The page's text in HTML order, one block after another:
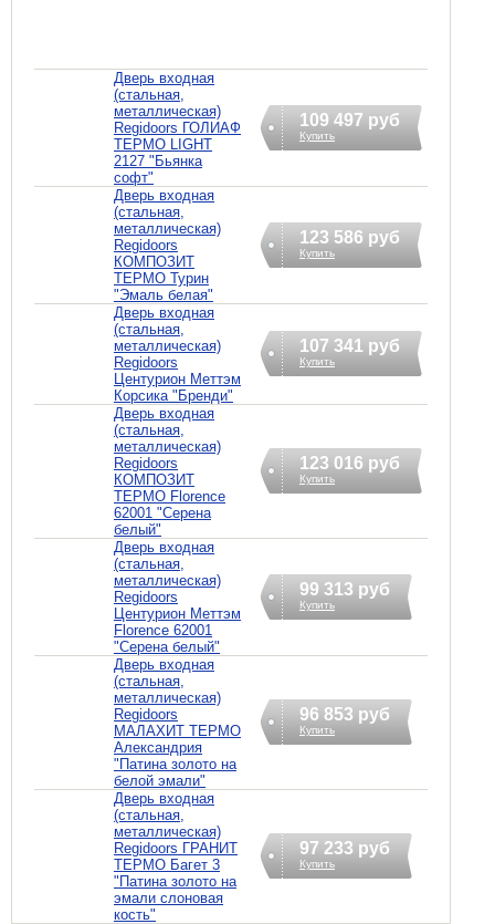
Дверь входная
(стальная,
металлическая)
Regidoors ГОЛИАФ
ТЕРМО LIGHT
2127 "Бьянка
софт"
109 497 руб
Купить
Дверь входная
(стальная,
металлическая)
Regidoors
КОМПОЗИТ
ТЕРМО Турин
"Эмаль белая"
123 586 руб
Купить
Дверь входная
(стальная,
металлическая)
Regidoors
Центурион Меттэм
Корсика "Бренди"
107 341 руб
Купить
Дверь входная
(стальная,
металлическая)
Regidoors
КОМПОЗИТ
ТЕРМО Florence
62001 "Серена
белый"
123 016 руб
Купить
Дверь входная
(стальная,
металлическая)
Regidoors
Центурион Меттэм
Florence 62001
"Серена белый"
99 313 руб
Купить
Дверь входная
(стальная,
металлическая)
Regidoors
МАЛАХИТ ТЕРМО
Александрия
"Патина золото на
белой эмали"
96 853 руб
Купить
Дверь входная
(стальная,
металлическая)
Regidoors ГРАНИТ
ТЕРМО Багет 3
"Патина золото на
эмали слоновая
кость"
97 233 руб
Купить